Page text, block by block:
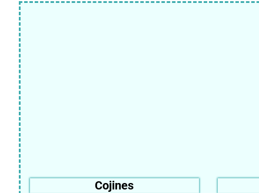
Cojines